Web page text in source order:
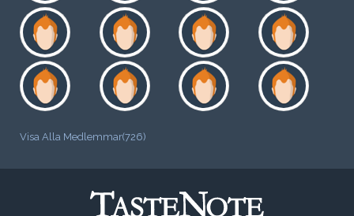
Visa Alla Medlemmar(726)